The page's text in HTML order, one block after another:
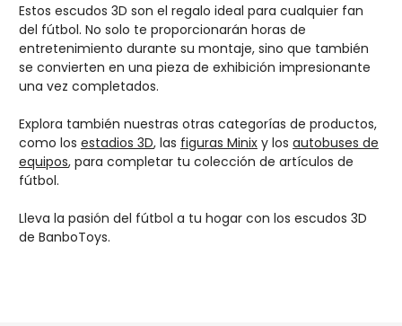
Estos escudos 3D son el regalo ideal para cualquier fan
del fútbol. No solo te proporcionarán horas de
entretenimiento durante su montaje, sino que también
se convierten en una pieza de exhibición impresionante
una vez completados.
Explora también nuestras otras categorías de productos,
como los estadios 3D, las figuras Minix y los autobuses de
equipos, para completar tu colección de artículos de
fútbol.
Lleva la pasión del fútbol a tu hogar con los escudos 3D
de BanboToys.